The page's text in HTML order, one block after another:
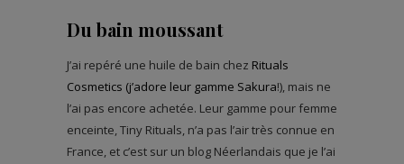
Du bain moussant
J’ai repéré une huile de bain chez Rituals
Cosmetics (j’adore leur gamme Sakura!), mais ne
l’ai pas encore achetée. Leur gamme pour femme
enceinte, Tiny Rituals, n’a pas l’air très connue en
France, et c’est sur un blog Néerlandais que je l’ai